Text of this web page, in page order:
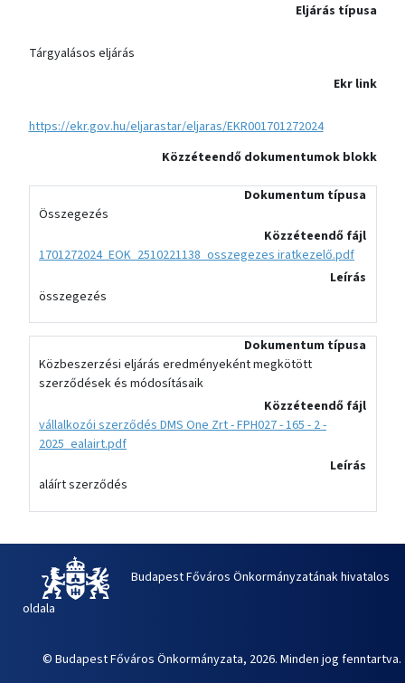
Eljárás típusa
Tárgyalásos eljárás
Ekr link
https://ekr.gov.hu/eljarastar/eljaras/EKR001701272024
Közzéteendő dokumentumok blokk
Dokumentum típusa
Összegezés
Közzéteendő fájl
1701272024_EOK_2510221138_osszegezes iratkezelő.pdf
Leírás
összegezés
Dokumentum típusa
Közbeszerzési eljárás eredményeként megkötött
szerződések és módosításaik
Közzéteendő fájl
vállalkozói szerződés DMS One Zrt - FPH027 - 165 - 2 -
2025_ealairt.pdf
Leírás
aláírt szerződés
Budapest Főváros Önkormányzatának hivatalos
oldala
© Budapest Főváros Önkormányzata, 2026. Minden jog fenntartva.